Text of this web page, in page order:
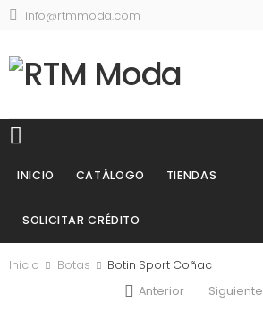
info@rtmmoda.com
INICIO CATÁLOGO TIENDAS
SOLICITAR CRÉDITO
Inicio Botas
Botin Sport Coñac
Anterior
Siguiente